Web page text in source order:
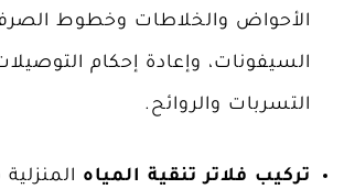
الأحواض والخلاطات وخطوط
السيفونات، وإعادة إحكام
التسربات والروائح.
تركيب فلاتر تنقية المياه